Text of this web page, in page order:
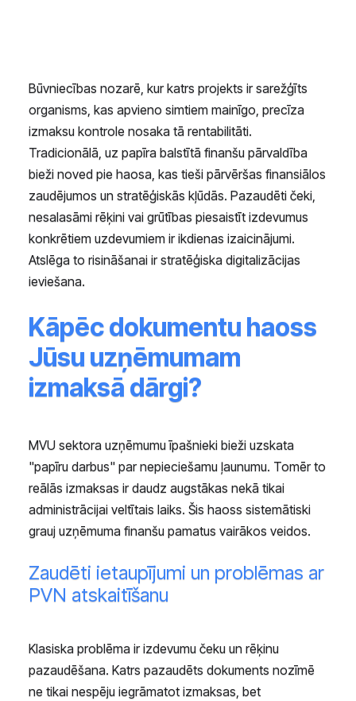
Būvniecības nozarē, kur katrs projekts ir sarežģīts
organisms, kas apvieno simtiem mainīgo, precīza
izmaksu kontrole nosaka tā rentabilitāti.
Tradicionālā, uz papīra balstītā finanšu pārvaldība
bieži noved pie haosa, kas tieši pārvēršas finansiālos
zaudējumos un stratēģiskās kļūdās. Pazaudēti čeki,
nesalasāmi rēķini vai grūtības piesaistīt izdevumus
konkrētiem uzdevumiem ir ikdienas izaicinājumi.
Atslēga to risināšanai ir stratēģiska digitalizācijas
ieviešana.
Kāpēc dokumentu haoss
Jūsu uzņēmumam
izmaksā dārgi?
MVU sektora uzņēmumu īpašnieki bieži uzskata
"papīru darbus" par nepieciešamu ļaunumu. Tomēr to
reālās izmaksas ir daudz augstākas nekā tikai
administrācijai veltītais laiks. Šis haoss sistemātiski
grauj uzņēmuma finanšu pamatus vairākos veidos.
Zaudēti ietaupījumi un problēmas ar
PVN atskaitīšanu
Klasiska problēma ir izdevumu čeku un rēķinu
pazaudēšana. Katrs pazaudēts dokuments nozīmē
ne tikai nespēju iegrāmatot izmaksas, bet